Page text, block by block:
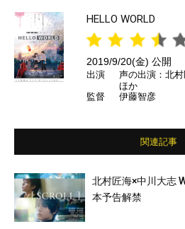
HELLO WORLD
2019/9/20(金) 公開
出演
声の出演：北
ほか
監督
伊藤智彦
関連記事
北村匠海×中川大志
本予告解禁